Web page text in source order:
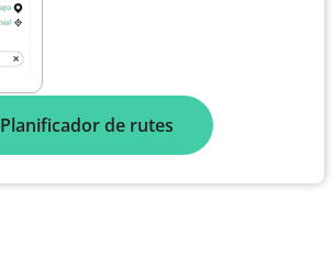
Planificador de rutes